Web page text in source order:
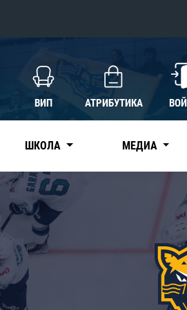
ВИП АТРИБУТИКА
ШКОЛА МЕДИА